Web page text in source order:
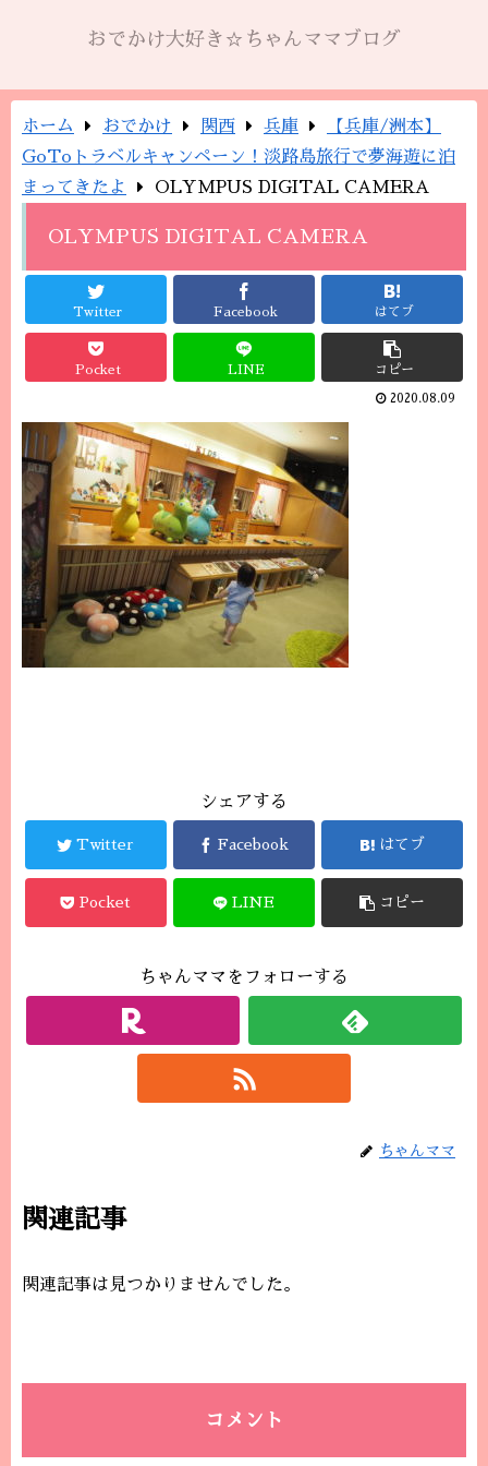
おでかけ大好き☆ちゃんママブログ
ホーム おでかけ 関西 兵庫
【兵庫/洲本】
GoToトラベルキャンペーン！淡路島旅行で夢海遊に泊
まってきたよ
OLYMPUS DIGITAL CAMERA
OLYMPUS DIGITAL CAMERA
Twitter Facebook はてブ
Pocket LINE コピー
2020.08.09
シェアする
Twitter Facebook はてブ
Pocket LINE コピー
ちゃんママをフォローする
ちゃんママ
関連記事
関連記事は見つかりませんでした。
コメント